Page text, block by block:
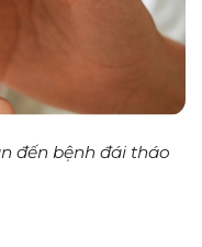
đến bệnh đái tháo